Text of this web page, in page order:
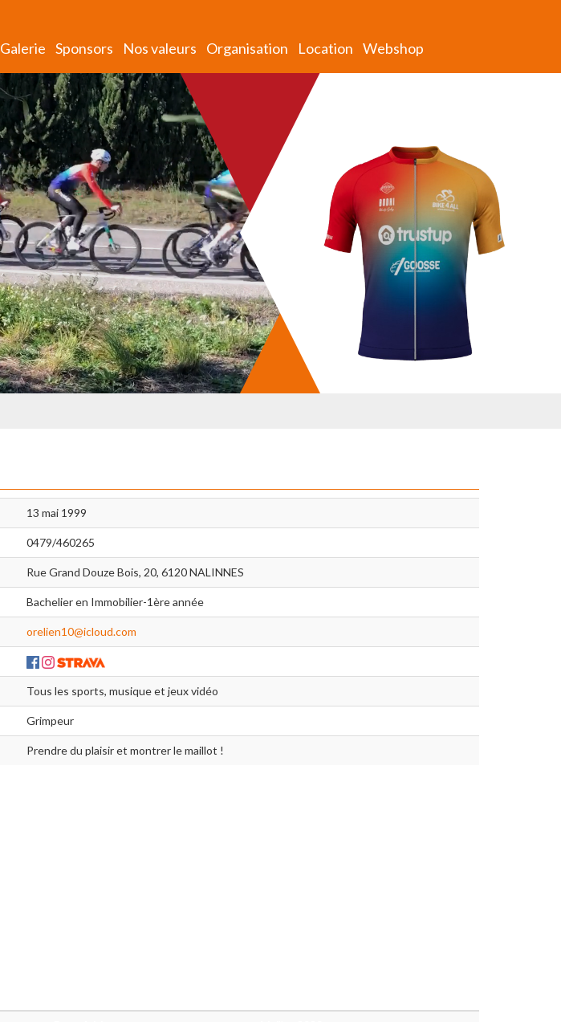
Galerie Sponsors Nos valeurs Organisation Location Webshop
13 mai 1999
0479/460265
Rue Grand Douze Bois, 20, 6120 NALINNES
Bachelier en Immobilier-1ère année
orelien10@icloud.com
Tous les sports, musique et jeux vidéo
Grimpeur
Prendre du plaisir et montrer le maillot !